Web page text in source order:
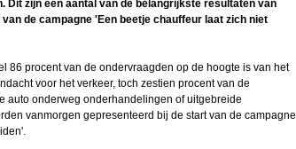
Dit zijn een aantal van de belangrijkste resultaten van
de campagne 'Een beetje chauffeur laat zich niet
86 procent van de ondervraagden op de hoogte is van het
voor het verkeer, toch zestien procent van de
auto onderweg onderhandelingen of uitgebreide
vanmorgen gepresenteerd bij de start van de campagne